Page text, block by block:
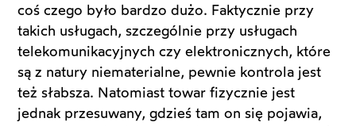
coś czego było bardzo dużo. Faktycznie przy
takich usługach, szczególnie przy usługach
telekomunikacyjnych czy elektronicznych, które
są z natury niematerialne, pewnie kontrola jest
też słabsza. Natomiast towar fizycznie jest
jednak przesuwany, gdzieś tam on się pojawia,